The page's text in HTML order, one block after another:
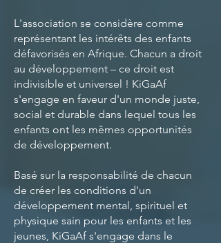
L'association se considère comme
représentant les intérêts des enfants
défavorisés en Afrique. Chacun a droit
au développement – ce droit est
indivisible et universel ! KiGaAf
s'engage en faveur d'un monde juste,
social et durable dans lequel tous les
enfants ont les mêmes opportunités
de développement.
Basé sur la responsabilité de chacun
de créer les conditions d'un
développement mental, spirituel et
physique sain pour les enfants et les
jeunes, KiGaAf s'engage dans le